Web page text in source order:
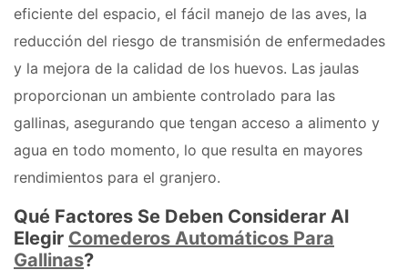
eficiente del espacio, el fácil manejo de las aves, la
reducción del riesgo de transmisión de enfermedades
y la mejora de la calidad de los huevos. Las jaulas
proporcionan un ambiente controlado para las
gallinas, asegurando que tengan acceso a alimento y
agua en todo momento, lo que resulta en mayores
rendimientos para el granjero.
Qué Factores Se Deben Considerar Al
Elegir Comederos Automáticos Para
Gallinas?